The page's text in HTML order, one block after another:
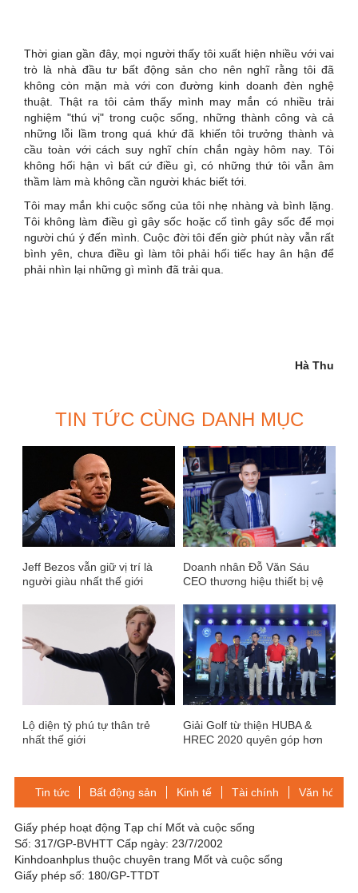
Thời gian gần đây, mọi người thấy tôi xuất hiện nhiều với vai
trò là nhà đầu tư bất động sản cho nên nghĩ rằng tôi đã
không còn mặn mà với con đường kinh doanh đèn nghệ
thuật. Thật ra tôi cảm thấy mình may mắn có nhiều trải
nghiệm "thú vị" trong cuộc sống, những thành công và cả
những lỗi lầm trong quá khứ đã khiến tôi trưởng thành và
cầu toàn với cách suy nghĩ chín chắn ngày hôm nay. Tôi
không hối hận vì bất cứ điều gì, có những thứ tôi vẫn âm
thầm làm mà không cần người khác biết tới.
Tôi may mắn khi cuộc sống của tôi nhẹ nhàng và bình lặng.
Tôi không làm điều gì gây sốc hoặc cố tình gây sốc để mọi
người chú ý đến mình. Cuộc đời tôi đến giờ phút này vẫn rất
bình yên, chưa điều gì làm tôi phải hối tiếc hay ân hận để
phải nhìn lại những gì mình đã trải qua.
Hà Thu
TIN TỨC CÙNG DANH MỤC
Jeff Bezos vẫn giữ vị trí là
người giàu nhất thế giới
Doanh nhân Đỗ Văn Sáu
CEO thương hiệu thiết bị vệ
đứng dậy sau vấp ngã
Lộ diện tỷ phú tự thân trẻ
nhất thế giới
Giải Golf từ thiện HUBA &
HREC 2020 quyên góp hơn
Tin tức Bất động sản Kinh tế Tài chính Văn hóa-
Giấy phép hoạt động Tạp chí Mốt và cuộc sống
Số: 317/GP-BVHTT Cấp ngày: 23/7/2002
Kinhdoanhplus thuộc chuyên trang Mốt và cuộc sống
Giấy phép số: 180/GP-TTDT